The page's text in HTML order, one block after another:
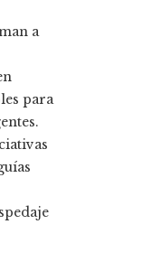
a
para